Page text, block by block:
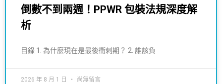
倒數不到兩週！PPWR 包裝法規深度解
析
目錄 1. 為什麼現在是最後衝刺期？ 2. 誰該負
2026 年 8 月 1 日 尚無留言